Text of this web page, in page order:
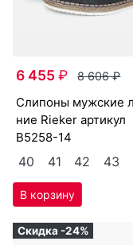
6 455₽ 8 606₽
сли­поны мужс­кие лет­
ние Ri­eker артикул
B5258-14
40 41 42 43
Скидка -24%